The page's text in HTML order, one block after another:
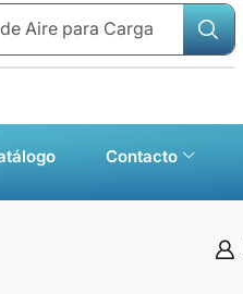
Aire para Carga
Contacto